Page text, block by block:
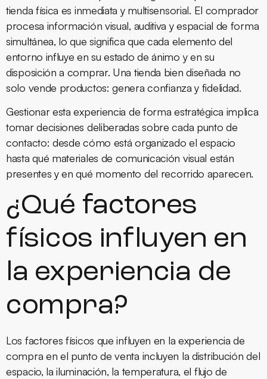
tienda física es inmediata y multisensorial. El comprador
procesa información visual, auditiva y espacial de forma
simultánea, lo que significa que cada elemento del
entorno influye en su estado de ánimo y en su
disposición a comprar. Una tienda bien diseñada no
solo vende productos: genera confianza y fidelidad.
Gestionar esta experiencia de forma estratégica implica
tomar decisiones deliberadas sobre cada punto de
contacto: desde cómo está organizado el espacio
hasta qué materiales de comunicación visual están
presentes y en qué momento del recorrido aparecen.
¿Qué factores
físicos influyen en
la experiencia de
compra?
Los factores físicos que influyen en la experiencia de
compra en el punto de venta incluyen la distribución del
espacio, la iluminación, la temperatura, el flujo de